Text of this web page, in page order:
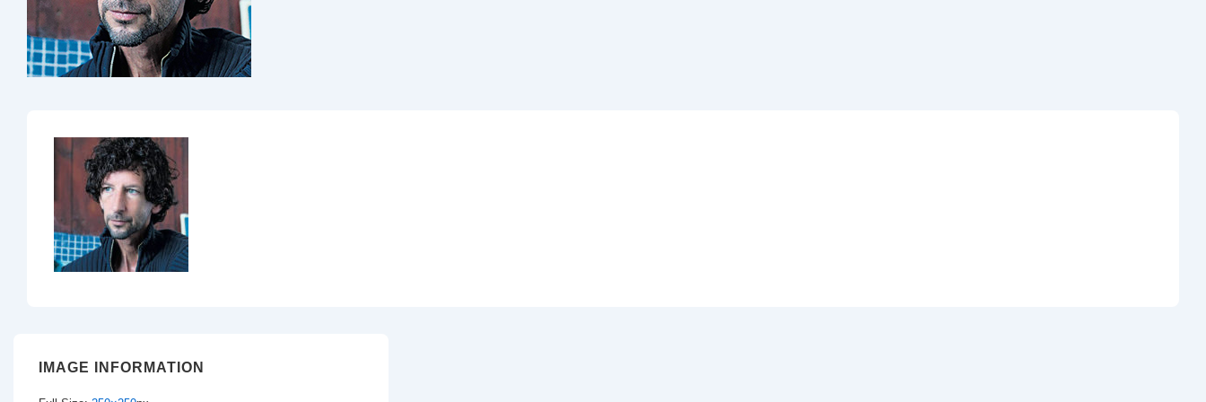
IMAGE INFORMATION